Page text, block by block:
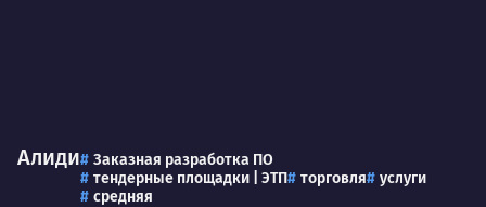
Алиди
Заказная разработка ПО
тендерные площадки | ЭТП
торговля
услуги
средняя